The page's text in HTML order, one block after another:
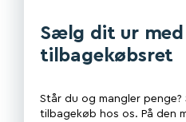
Sælg dit ur med
tilbagekøbsret
Står du og mangler
tilbagekøb hos os. På den